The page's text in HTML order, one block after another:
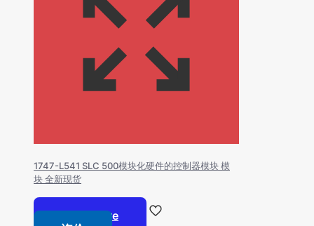
1747-L541 SLC 500模块化硬件的控制器模块 模
块 全新现货
Read more